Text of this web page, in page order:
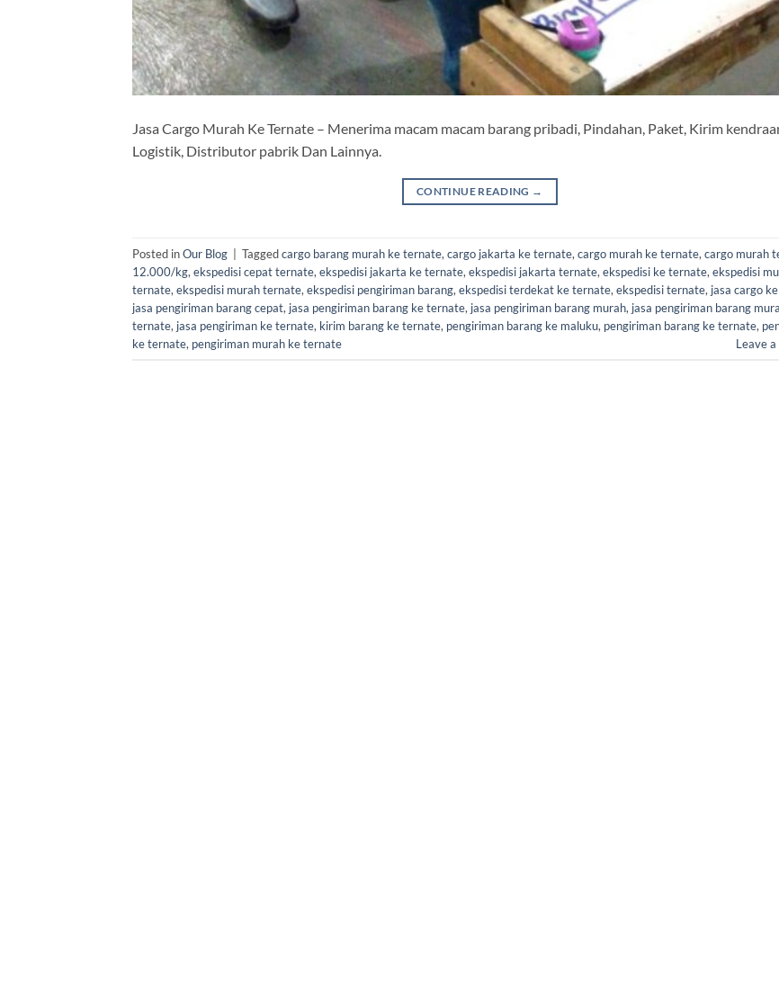
Jasa Cargo Murah Ke Ternate – Menerima macam macam barang pribadi, Pindahan, Paket, Kirim
Logistik, Distributor pabrik Dan Lainnya.
CONTINUE READING →
Posted inOur Blog Taggedcargo barang murah ke ternate, cargo jakarta ke ternate, cargo murah ke ternate, cargo murah
12.000/kg, ekspedisi cepat ternate, ekspedisi jakarta ke ternate, ekspedisi jakarta ternate, ekspedisi ke ternate, ekspedisi
ternate, ekspedisi murah ternate, ekspedisi pengiriman barang, ekspedisi terdekat ke ternate, ekspedisi ternate, jasa cargo
jasa pengiriman barang cepat, jasa pengiriman barang ke ternate, jasa pengiriman barang murah, jasa pengiriman barang
ternate, jasa pengiriman ke ternate, kirim barang ke ternate, pengiriman barang ke maluku, pengiriman barang ke ternate,
ke ternate, pengiriman murah ke ternate Leave